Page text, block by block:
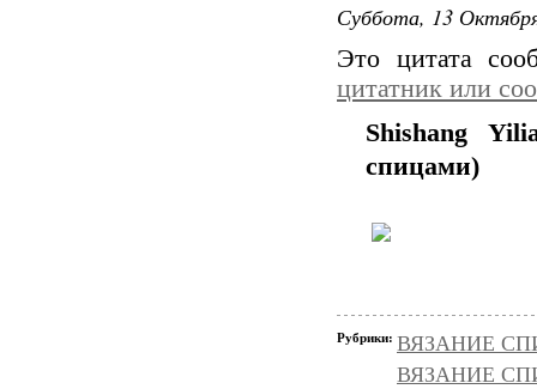
Суббота, 13
Это цитата
цитатник или
Shishang
спицами)
Рубрики: ВЯЗАНИЕ
ВЯЗАНИЕ